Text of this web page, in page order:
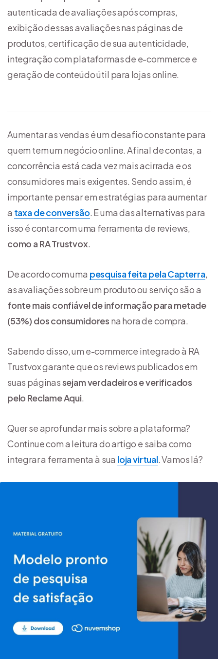
autenticada de avaliações após compras,
exibição dessas avaliações nas páginas de
produtos, certificação de sua autenticidade,
integração com plataformas de e-commerce e
geração de conteúdo útil para lojas online.
Aumentar as vendas é um desafio constante para
quem tem um negócio online. Afinal de contas, a
concorrência está cada vez mais acirrada e os
consumidores mais exigentes. Sendo assim, é
importante pensar em estratégias para aumentar
a taxa de conversão. E uma das alternativas para
isso é contar com uma ferramenta de reviews,
como a RA Trustvox.
De acordo com uma pesquisa feita pela Capterra,
as avaliações sobre um produto ou serviço são a
fonte mais confiável de informação para metade
(53%) dos consumidores na hora de compra.
Sabendo disso, um e-commerce integrado à RA
Trustvox garante que os reviews publicados em
suas páginassejam verdadeiros e verificados
pelo Reclame Aqui.
Quer se aprofundar mais sobre a plataforma?
Continue com a leitura do artigo e saiba como
integrar a ferramenta à sua loja virtual. Vamos lá?